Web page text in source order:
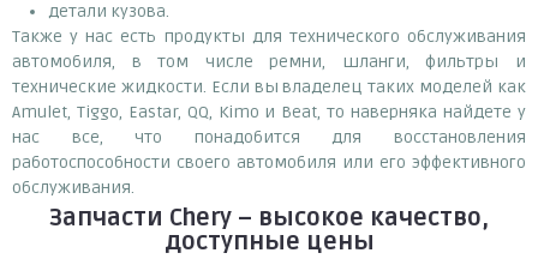
детали кузова.
Также у нас есть продукты для технического обслуживания
автомобиля, в том числе ремни, шланги, фильтры и
технические жидкости. Если вы владелец таких моделей как
Amulet, Tiggo, Eastar, QQ, Kimo и Beat, то наверняка найдете у
нас все, что понадобится для восстановления
работоспособности своего автомобиля или его эффективного
обслуживания.
Запчасти Chery – высокое качество,
доступные цены